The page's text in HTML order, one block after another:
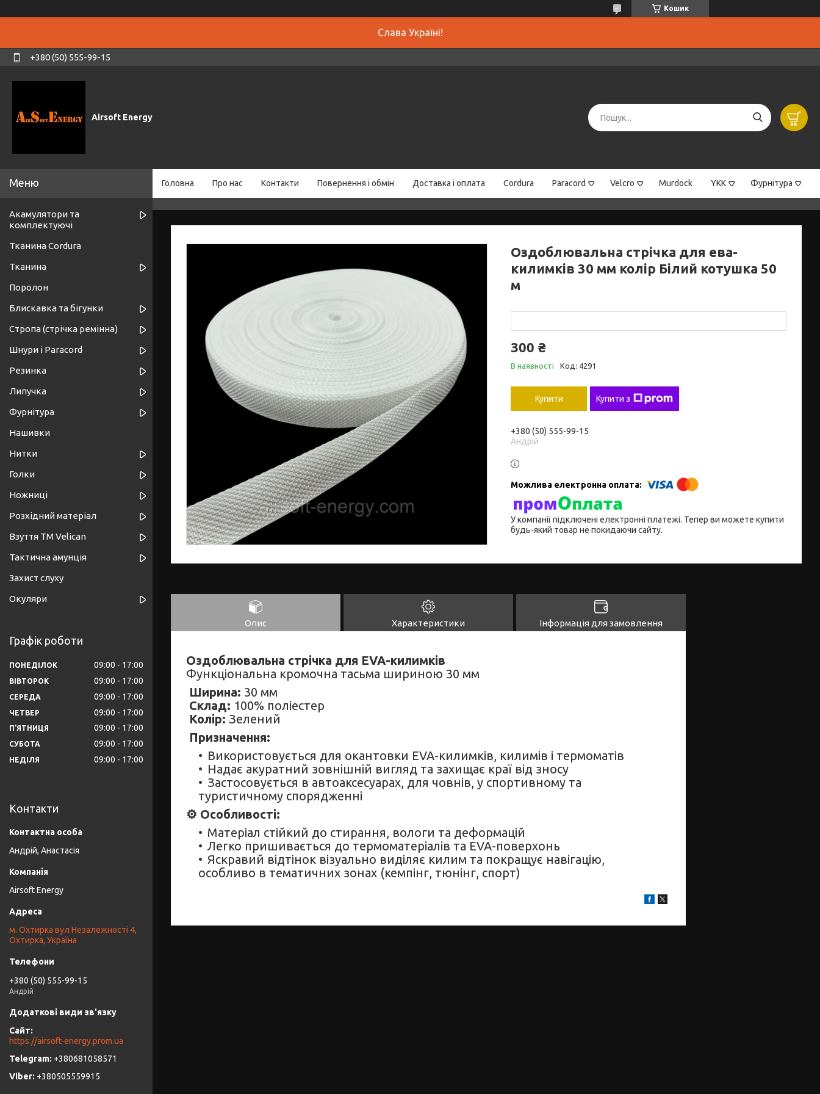
Кошик
Слава Україні!
+380 (50) 555-99-15
Airsoft Energy
Головна Про нас Контакти Повернення і обмін Доставка і оплата Cordura Paracord Velcro Murdock YKK Фурнітура
Оздоблювальна стрічка для ева-
килимків 30 мм колір Білий котушка 50
м
300 ₴
В наявності Код: 4291
Купити Купити з
+380 (50) 555-99-15
Андрій
У компанії підключені електронні платежі. Тепер ви можете купити
будь-який товар не покидаючи сайту.
Опис Характеристики Інформація для замовлення
Оздоблювальна стрічка для EVA-килимків
Функціональна кромочна тасьма шириною 30 мм
Ширина: 30 мм
Склад: 100% поліестер
Колір: Зелений
Призначення:
Використовується для окантовки EVA-килимків, килимів і термоматів
Надає акуратний зовнішній вигляд та захищає краї від зносу
Застосовується в автоаксесуарах, для човнів, у спортивному та
туристичному спорядженні
⚙️ Особливості:
Матеріал стійкий до стирання, вологи та деформацій
Легко пришивається до термоматеріалів та EVA-поверхонь
Яскравий відтінок візуально виділяє килим та покращує навігацію,
особливо в тематичних зонах (кемпінг, тюнінг, спорт)
Акамулятори та
комплектуючі
Тканина Cordura
Тканина
Поролон
Блискавка та бігунки
Стропа (стрічка ремінна)
Шнури і Paracord
Резинка
Липучка
Фурнітура
Нашивки
Нитки
Голки
Ножниці
Розхідний матеріал
Взуття ТМ Velican
Тактична амунція
Захист слуху
Окуляри
Графік роботи
ПОНЕДІЛОК 09:00 17:00
ВІВТОРОК 09:00 17:00
СЕРЕДА 09:00 17:00
ЧЕТВЕР 09:00 17:00
ПʼЯТНИЦЯ 09:00 17:00
СУБОТА 09:00 17:00
НЕДІЛЯ 09:00 17:00
Контакти
Андрій, Анастасія
Airsoft Energy
м. Охтирка вул Незалежності 4,
Охтирка, Україна
+380 (50) 555-99-15
Андрій
https://airsoft-energy.prom.ua
+380681058571
+380505559915